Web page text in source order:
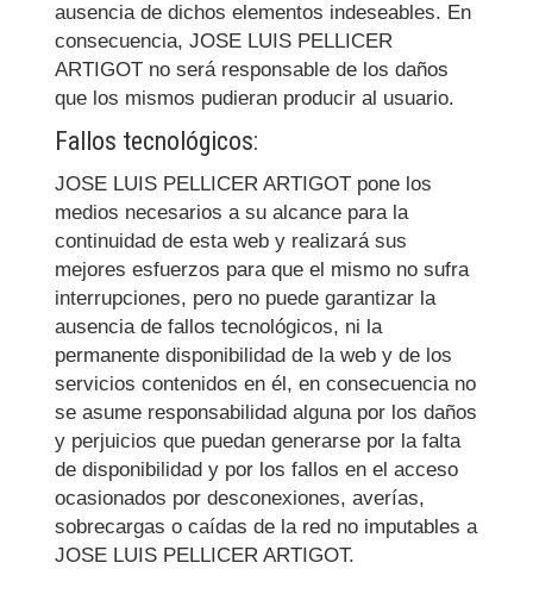
ausencia de dichos elementos indeseables. En
consecuencia, JOSE LUIS PELLICER
ARTIGOT no será responsable de los daños
que los mismos pudieran producir al usuario.
Fallos tecnológicos:
JOSE LUIS PELLICER ARTIGOT pone los
medios necesarios a su alcance para la
continuidad de esta web y realizará sus
mejores esfuerzos para que el mismo no sufra
interrupciones, pero no puede garantizar la
ausencia de fallos tecnológicos, ni la
permanente disponibilidad de la web y de los
servicios contenidos en él, en consecuencia no
se asume responsabilidad alguna por los daños
y perjuicios que puedan generarse por la falta
de disponibilidad y por los fallos en el acceso
ocasionados por desconexiones, averías,
sobrecargas o caídas de la red no imputables a
JOSE LUIS PELLICER ARTIGOT.